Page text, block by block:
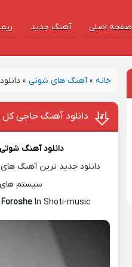
صفحه اصلی آهنگ‌ جدید
خانه »آهنگ های شوتی »
دانلود آهنگ حاجی
دانلود آهنگ شوتی
دانلود جدید ترین آهنگ
سیستم
In Shoti-music